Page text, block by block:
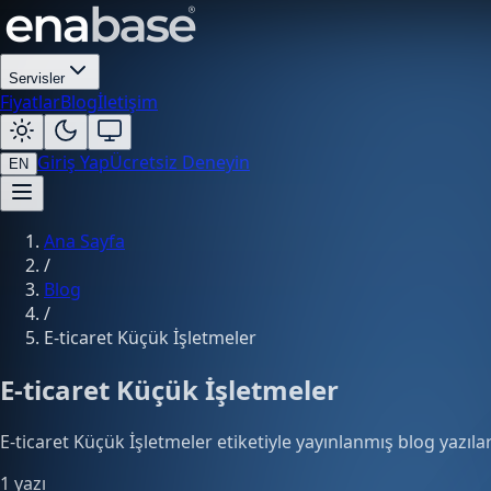
Servisler
FiyatlarBlogİletişim
EN Giriş YapÜcretsiz Deneyin
Ana Sayfa
/
Blog
/
E-ticaret Küçük İşletmeler
E-ticaret Küçük İşletmeler
E-ticaret Küçük İşletmeler etiketiyle yayınlanmış blog
1 yazı